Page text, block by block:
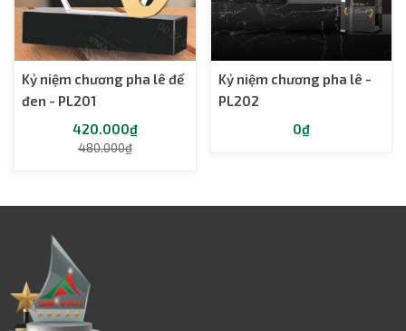
Kỷ niệm chương pha lê đế
đen - PL201
420.000₫
480.000₫
Kỷ niệm chương pha lê -
PL202
0₫